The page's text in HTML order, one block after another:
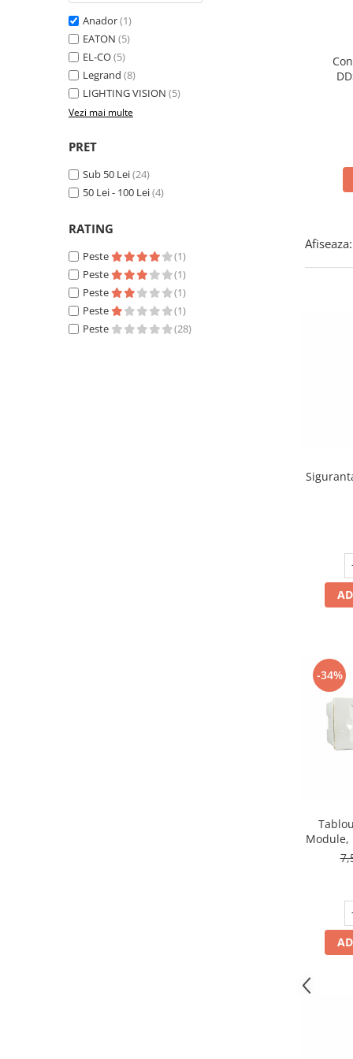
Lampi solare
Corpuri de iluminat
Spoturi LED
Corpuri Led - industriale
Aplice si Plafoniere Led
Lămpi portabile
miscare,crepuscular,dulii cu
Veioze/Lămpi/lampa de veghe
Anador(1)
EATON (5)
EL-CO(5)
Legrand (8)
LIGHTING VISION (5)
Vezi mai multe
PRET
Sub 50 Lei(24)
50 Lei - 100 Lei(4)
RATING
Peste
(1)
Peste
(1)
Peste
(1)
Peste
(1)
Peste
(28)
Afiseaza:
-34%
Module,